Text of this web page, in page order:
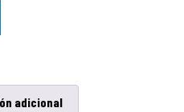
adicional